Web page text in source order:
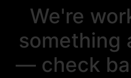
We're
something
— check